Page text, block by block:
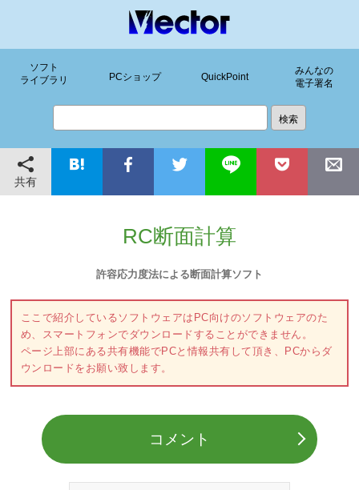
ソフト
ライブラリ
PCショップ QuickPoint
みんなの
電子署名
共有
RC断面計算
許容応力度法による断面計算ソフト
ここで紹介しているソフトウェアはPC向けのソフトウェアのた
め、スマートフォンでダウンロードすることができません。
ページ上部にある共有機能でPCと情報共有して頂き、PCからダ
ウンロードをお願い致します。
コメント